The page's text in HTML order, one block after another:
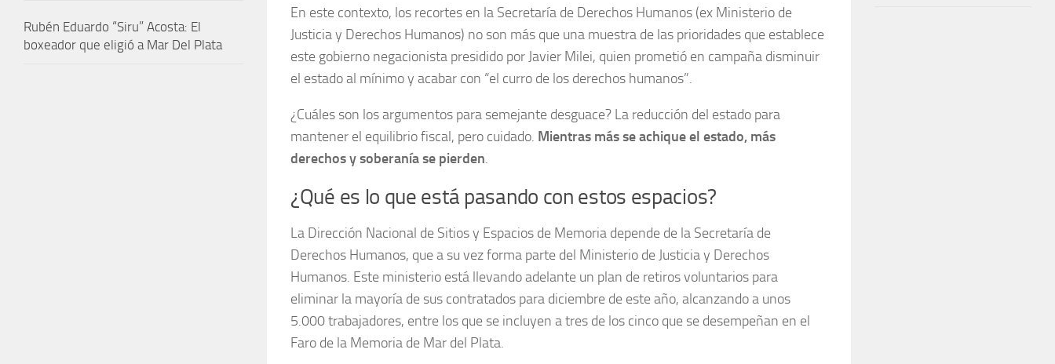
En este contexto, los recortes en la Secretaría de Derechos Humanos (ex Ministerio de
Justicia y Derechos Humanos) no son más que una muestra de las prioridades que establece
este gobierno negacionista presidido por Javier Milei, quien prometió en campaña disminuir
el estado al mínimo y acabar con “el curro de los derechos humanos”.
¿Cuáles son los argumentos para semejante desguace? La reducción del estado para
mantener el equilibrio fiscal, pero cuidado. Mientras más se achique el estado, más
derechos y soberanía se pierden.
¿Qué es lo que está pasando con estos espacios?
La Dirección Nacional de Sitios y Espacios de Memoria depende de la Secretaría de
Derechos Humanos, que a su vez forma parte del Ministerio de Justicia y Derechos
Humanos. Este ministerio está llevando adelante un plan de retiros voluntarios para
eliminar la mayoría de sus contratados para diciembre de este año, alcanzando a unos
5.000 trabajadores, entre los que se incluyen a tres de los cinco que se desempeñan en el
Faro de la Memoria de Mar del Plata.
Rubén Eduardo “Siru” Acosta: El
boxeador que eligió a Mar Del Plata